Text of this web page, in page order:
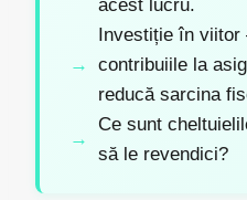
Investiție în viitor
contribuiile la
reducă sarcina
Ce sunt
să le revendici?